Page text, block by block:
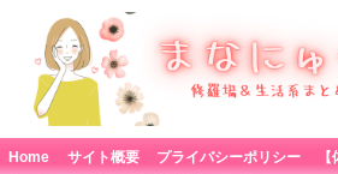
Home サイト概要 プライバシーポリシー